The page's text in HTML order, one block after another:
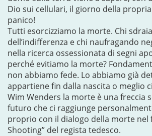
Dio sui cellulari, il giorno della
panico!
Tutti esorcizziamo la morte. Chi
dell’indifferenza e chi naufragando
nella ricerca ossessionata di segni
perché evitiamo la morte?
non abbiamo fede. Lo abbiamo già
appartiene fin dalla nascita o meglio
Wim Wenders la morte è una freccia
futuro che ci raggiunge
proprio con il dialogo della morte nel
Shooting” del regista tedesco.